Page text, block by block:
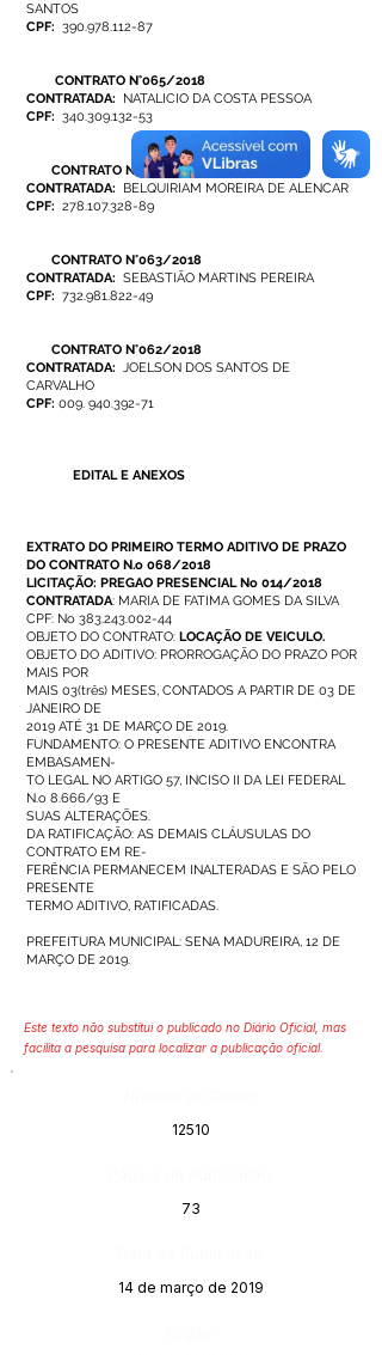
SANTOS
CPF: 390.978.112-87
CONTRATO N°065/2018
CONTRATADA: NATALICIO DA COSTA PESSOA
CPF: 340.309.132-53
CONTRATO N°064/2018
CONTRATADA: BELQUIRIAM MOREIRA DE ALENCAR
CPF: 278.107.328-89
CONTRATO N°063/2018
CONTRATADA: SEBASTIÃO MARTINS PEREIRA
CPF: 732.981.822-49
CONTRATO N°062/2018
CONTRATADA: JOELSON DOS SANTOS DE
CARVALHO
CPF: 009. 940.392-71
EDITAL E ANEXOS
EXTRATO DO PRIMEIRO TERMO ADITIVO DE PRAZO
DO CONTRATO N.o 068/2018
LICITAÇÃO: PREGAO PRESENCIAL No 014/2018
CONTRATADA: MARIA DE FATIMA GOMES DA SILVA
CPF: No 383.243.002-44
OBJETO DO CONTRATO: LOCAÇÃO DE VEICULO.
OBJETO DO ADITIVO: PRORROGAÇÃO DO PRAZO POR
MAIS POR
MAIS 03(três) MESES, CONTADOS A PARTIR DE 03 DE
JANEIRO DE
2019 ATÉ 31 DE MARÇO DE 2019.
FUNDAMENTO: O PRESENTE ADITIVO ENCONTRA
EMBASAMEN-
TO LEGAL NO ARTIGO 57, INCISO II DA LEI FEDERAL
N.o 8.666/93 E
SUAS ALTERAÇÕES.
DA RATIFICAÇÃO: AS DEMAIS CLÁUSULAS DO
CONTRATO EM RE-
FERÊNCIA PERMANECEM INALTERADAS E SÃO PELO
PRESENTE
TERMO ADITIVO, RATIFICADAS.
PREFEITURA MUNICIPAL: SENA MADUREIRA, 12 DE
MARÇO DE 2019.
Este texto não substitui o publicado no Diário Oficial, mas
facilita a pesquisa para localizar a publicação oficial.
12510
73
14 de março de 2019